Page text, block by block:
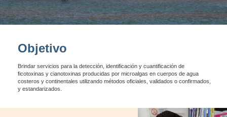
Objetivo
Brindar servicios para la detección, identificación y cuantificación de
ficotoxinas y cianotoxinas producidas por microalgas en cuerpos de agua
costeros y continentales utilizando métodos oficiales, validados o confirmados,
y estandarizados.